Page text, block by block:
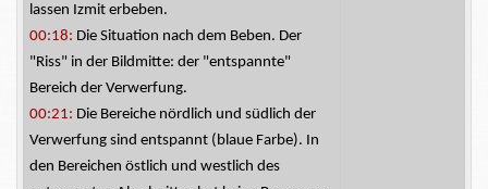
lassen Izmit erbeben.
00:18: Die Situation nach dem Beben. Der
"Riss" in der Bildmitte: der "entspannte"
Bereich der Verwerfung.
00:21: Die Bereiche nördlich und südlich der
Verwerfung sind entspannt (blaue Farbe). In
den Bereichen östlich und westlich des